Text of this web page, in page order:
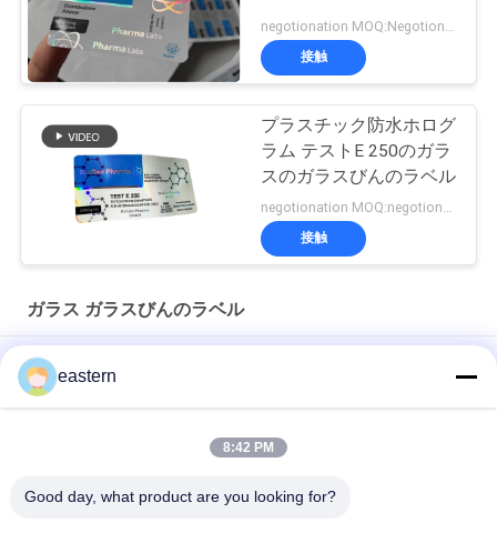
negotionation MOQ:Negotionation
接触
プラスチック防水ホログ
ラム テストE 250のガラ
スのガラスびんのラベル
negotionation MOQ:negotionation
接触
ガラス ガラスびんのラベル
ソマトロピン HG 176-191 2mlx10 ラベル付きガラスバイアル
フルセットのPaer Instrutionが付いているトレンアセテートバ
eastern
8:42 PM
Good day, what product are you looking for?